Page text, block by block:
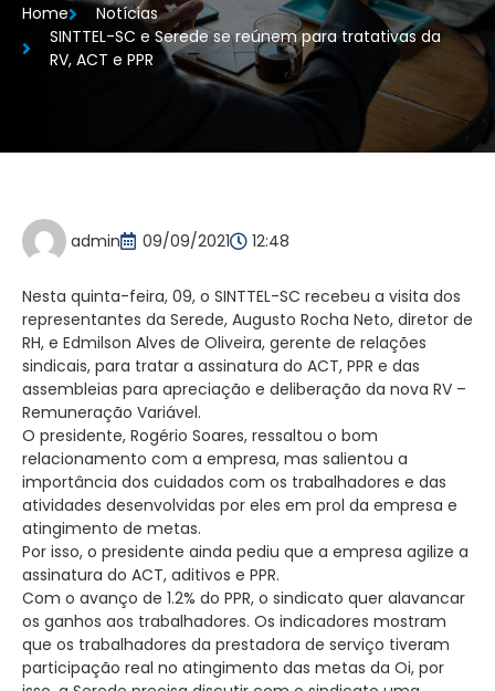
Home
Notícias
SINTTEL-SC e Serede se reúnem para tratativas da
RV, ACT e PPR
admin 09/09/2021 12:48
Nesta quinta-feira, 09, o SINTTEL-SC recebeu a visita dos
representantes da Serede, Augusto Rocha Neto, diretor de
RH, e Edmilson Alves de Oliveira, gerente de relações
sindicais, para tratar a assinatura do ACT, PPR e das
assembleias para apreciação e deliberação da nova RV –
Remuneração Variável.
O presidente, Rogério Soares, ressaltou o bom
relacionamento com a empresa, mas salientou a
importância dos cuidados com os trabalhadores e das
atividades desenvolvidas por eles em prol da empresa e
atingimento de metas.
Por isso, o presidente ainda pediu que a empresa agilize a
assinatura do ACT, aditivos e PPR.
Com o avanço de 1.2% do PPR, o sindicato quer alavancar
os ganhos aos trabalhadores. Os indicadores mostram
que os trabalhadores da prestadora de serviço tiveram
participação real no atingimento das metas da Oi, por